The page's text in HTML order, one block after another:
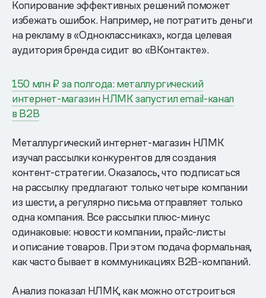
Копирование эффективных решений поможет
избежать ошибок. Например, не потратить деньги
на рекламу в «Одноклассниках», когда целевая
аудитория бренда сидит во «ВКонтакте».
150 млн ₽ за полгода: металлургический
интернет-магазин НЛМК запустил email-канал
в B2B
Металлургический интернет-магазин НЛМК
изучал рассылки конкурентов для создания
контент-стратегии. Оказалось, что подписаться
на рассылку предлагают только четыре компании
из шести, а регулярно письма отправляет только
одна компания. Все рассылки плюс-минус
одинаковые: новости компании, прайс-листы
и описание товаров. При этом подача формальная,
как часто бывает в коммуникациях B2B-компаний.
Анализ показал НЛМК, как можно отстроиться